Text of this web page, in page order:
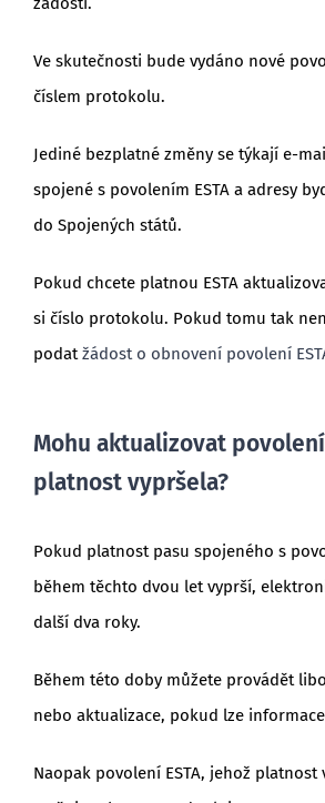
Ve skutečnosti bude vydáno nové
číslem protokolu.
Jediné bezplatné změny se týkají e-
spojené s povolením ESTA a adresy
do Spojených států.
Pokud chcete platnou ESTA
si číslo protokolu. Pokud tomu tak
podatžádost o obnovení povolení
Mohu aktualizovat povolení
platnost vypršela?
Pokud platnost pasu spojeného s
během těchto dvou let vyprší,
další dva roky.
Během této doby můžete provádět
nebo aktualizace, pokud lze
Naopak povolení ESTA, jehož platnost